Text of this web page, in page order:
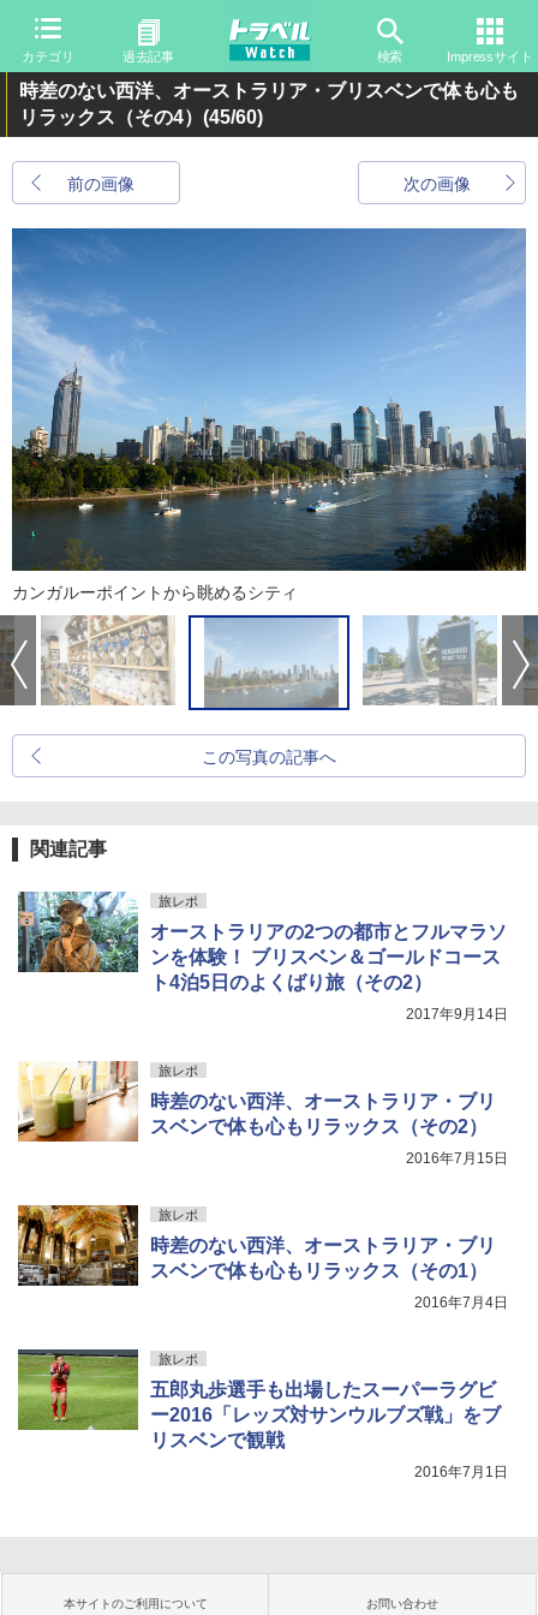
カテゴリ 過去記事 検索 Impressサイト
時差のない西洋、オーストラリア・ブリスベンで体も心も
リラックス（その4） (45/60)
前の画像 次の画像
カンガルーポイントから眺めるシティ
この写真の記事へ
関連記事
旅レポ
オーストラリアの2つの都市とフルマラソ
ンを体験！ ブリスベン＆ゴールドコース
ト4泊5日のよくばり旅（その2）
2017年9月14日
旅レポ
時差のない西洋、オーストラリア・ブリ
スベンで体も心もリラックス（その2）
2016年7月15日
旅レポ
時差のない西洋、オーストラリア・ブリ
スベンで体も心もリラックス（その1）
2016年7月4日
旅レポ
五郎丸歩選手も出場したスーパーラグビ
ー2016「レッズ対サンウルブズ戦」をブ
リスベンで観戦
2016年7月1日
本サイトのご利用について お問い合わせ